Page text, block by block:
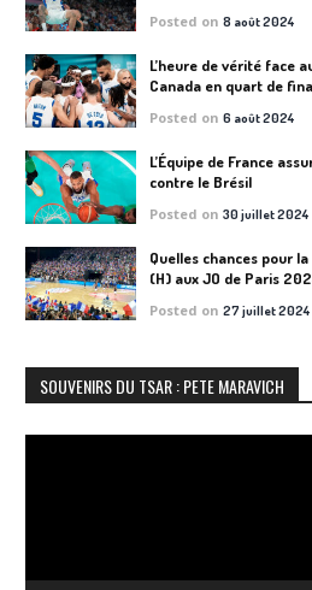
Posted on8 août 2024
L’heure de vérité face
Canada en quart de
Posted on6 août 2024
L’Équipe de France
contre le Brésil
Posted on30 juillet 2024
Quelles chances pour la
(H) aux JO de Paris
Posted on27 juillet 2024
SOUVENIRS DU TSAR : PETE MARAVICH